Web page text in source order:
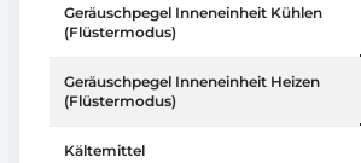
Geräuschpegel Inneneinheit Kühlen
(Flüstermodus)
Geräuschpegel Inneneinheit Heizen
(Flüstermodus)
Kältemittel